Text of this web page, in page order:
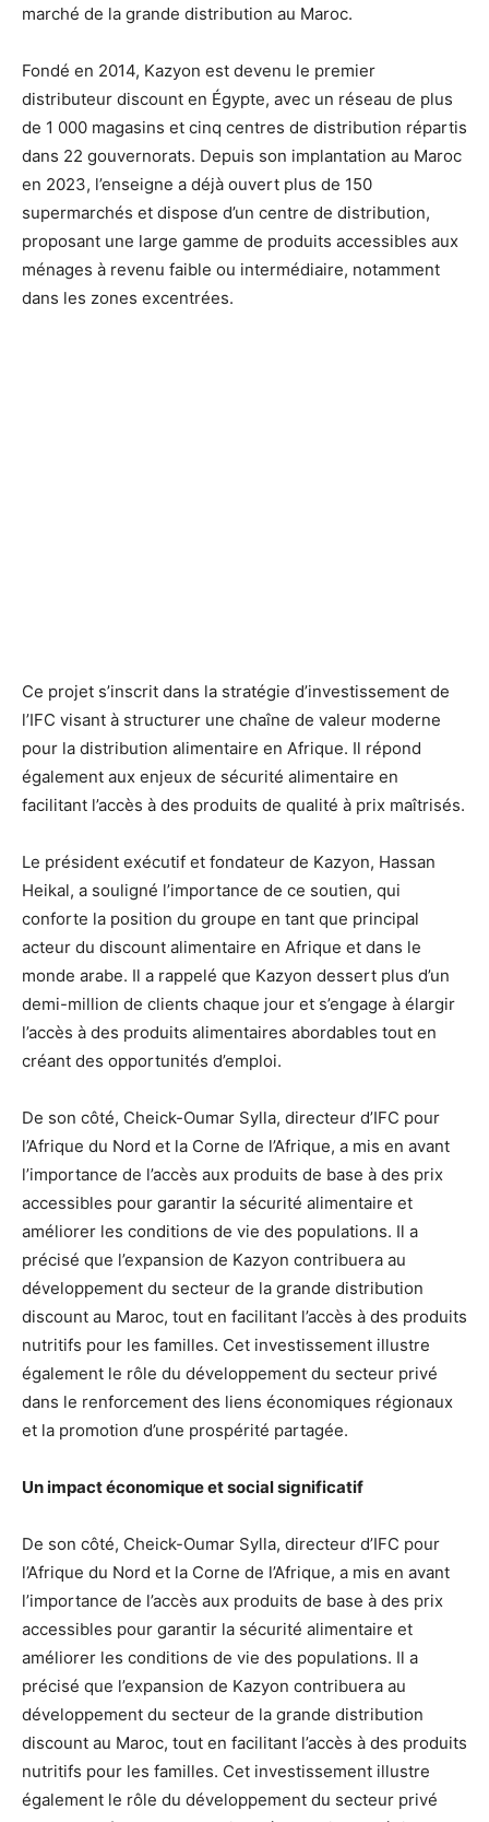
marché de la grande distribution au Maroc.
Fondé en 2014, Kazyon est devenu le premier
distributeur discount en Égypte, avec un réseau de plus
de 1 000 magasins et cinq centres de distribution répartis
dans 22 gouvernorats. Depuis son implantation au Maroc
en 2023, l’enseigne a déjà ouvert plus de 150
supermarchés et dispose d’un centre de distribution,
proposant une large gamme de produits accessibles aux
ménages à revenu faible ou intermédiaire, notamment
dans les zones excentrées.
Ce projet s’inscrit dans la stratégie d’investissement de
l’IFC visant à structurer une chaîne de valeur moderne
pour la distribution alimentaire en Afrique. Il répond
également aux enjeux de sécurité alimentaire en
facilitant l’accès à des produits de qualité à prix maîtrisés.
Le président exécutif et fondateur de Kazyon, Hassan
Heikal, a souligné l’importance de ce soutien, qui
conforte la position du groupe en tant que principal
acteur du discount alimentaire en Afrique et dans le
monde arabe. Il a rappelé que Kazyon dessert plus d’un
demi-million de clients chaque jour et s’engage à élargir
l’accès à des produits alimentaires abordables tout en
créant des opportunités d’emploi.
De son côté, Cheick-Oumar Sylla, directeur d’IFC pour
l’Afrique du Nord et la Corne de l’Afrique, a mis en avant
l’importance de l’accès aux produits de base à des prix
accessibles pour garantir la sécurité alimentaire et
améliorer les conditions de vie des populations. Il a
précisé que l’expansion de Kazyon contribuera au
développement du secteur de la grande distribution
discount au Maroc, tout en facilitant l’accès à des produits
nutritifs pour les familles. Cet investissement illustre
également le rôle du développement du secteur privé
dans le renforcement des liens économiques régionaux
et la promotion d’une prospérité partagée.
Un impact économique et social significatif
De son côté, Cheick-Oumar Sylla, directeur d’IFC pour
l’Afrique du Nord et la Corne de l’Afrique, a mis en avant
l’importance de l’accès aux produits de base à des prix
accessibles pour garantir la sécurité alimentaire et
améliorer les conditions de vie des populations. Il a
précisé que l’expansion de Kazyon contribuera au
développement du secteur de la grande distribution
discount au Maroc, tout en facilitant l’accès à des produits
nutritifs pour les familles. Cet investissement illustre
également le rôle du développement du secteur privé